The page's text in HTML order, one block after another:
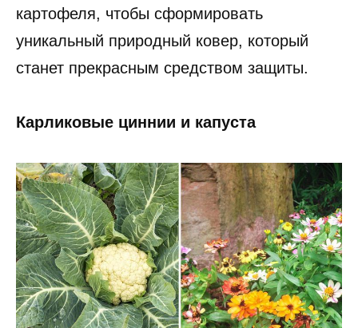
картофеля, чтобы сформировать
уникальный природный ковер, который
станет прекрасным средством защиты.
Карликовые циннии и капуста